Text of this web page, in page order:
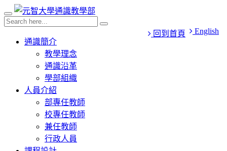
English
回到首頁
通識簡介
教學理念
通識沿革
學部組織
人員介紹
部專任教師
校專任教師
兼任教師
行政人員